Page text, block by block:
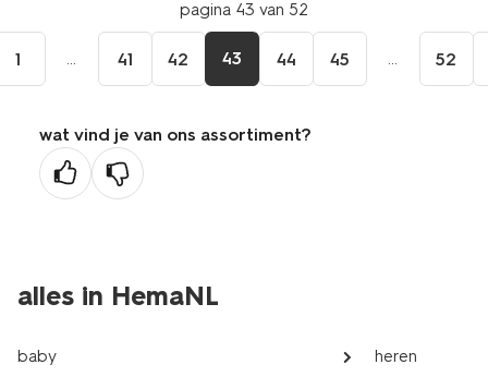
pagina 43 van 52
1 ... 41 42 43 44 45 ... 52
wat vind je van ons assortiment?
alles in HemaNL
baby heren